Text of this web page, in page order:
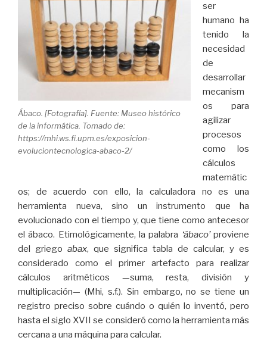
Ábaco. [Fotografía]. Fuente: Museo histórico
de la informática. Tomado de:
https://mhi.ws.fi.upm.es/exposicion-
evoluciontecnologica-abaco-2/
ser
humano ha
tenido la
necesidad
de
desarrollar
mecanism
os para
agilizar
procesos
como los
cálculos
matemátic
os; de acuerdo con ello, la calculadora no es una
herramienta nueva, sino un instrumento que ha
evolucionado con el tiempo y, que tiene como antecesor
el ábaco. Etimológicamente, la palabra ‘ábaco’proviene
del griego abax, que significa tabla de calcular, y es
considerado como el primer artefacto para realizar
cálculos aritméticos —suma, resta, división y
multiplicación— (Mhi, s.f.). Sin embargo, no se tiene un
registro preciso sobre cuándo o quién lo inventó, pero
hasta el siglo XVII se consideró como la herramienta más
cercana a una máquina para calcular.